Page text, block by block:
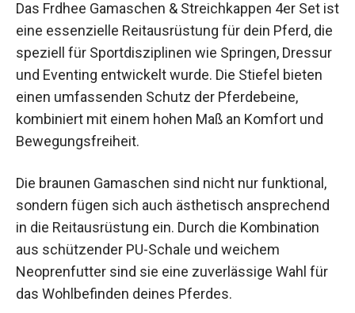
ist eine essenzielle Reitausrüstung für dein
Pferd, die speziell für Sportdisziplinen wie
Springen, Dressur und Eventing entwickelt wurde.
Die Stiefel bieten einen umfassenden Schutz der
Pferdebeine, kombiniert mit einem hohen Maß an
Komfort und Bewegungsfreiheit.
sondern fügen sich auch ästhetisch
ansprechend in die Reitausrüstung ein. Durch die
Kombination aus schützender PU-Schale und
weichem Neoprenfutter sind sie eine
zuverlässige Wahl für das Wohlbefinden deines
Pferdes.